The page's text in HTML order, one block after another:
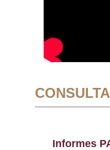
Informes